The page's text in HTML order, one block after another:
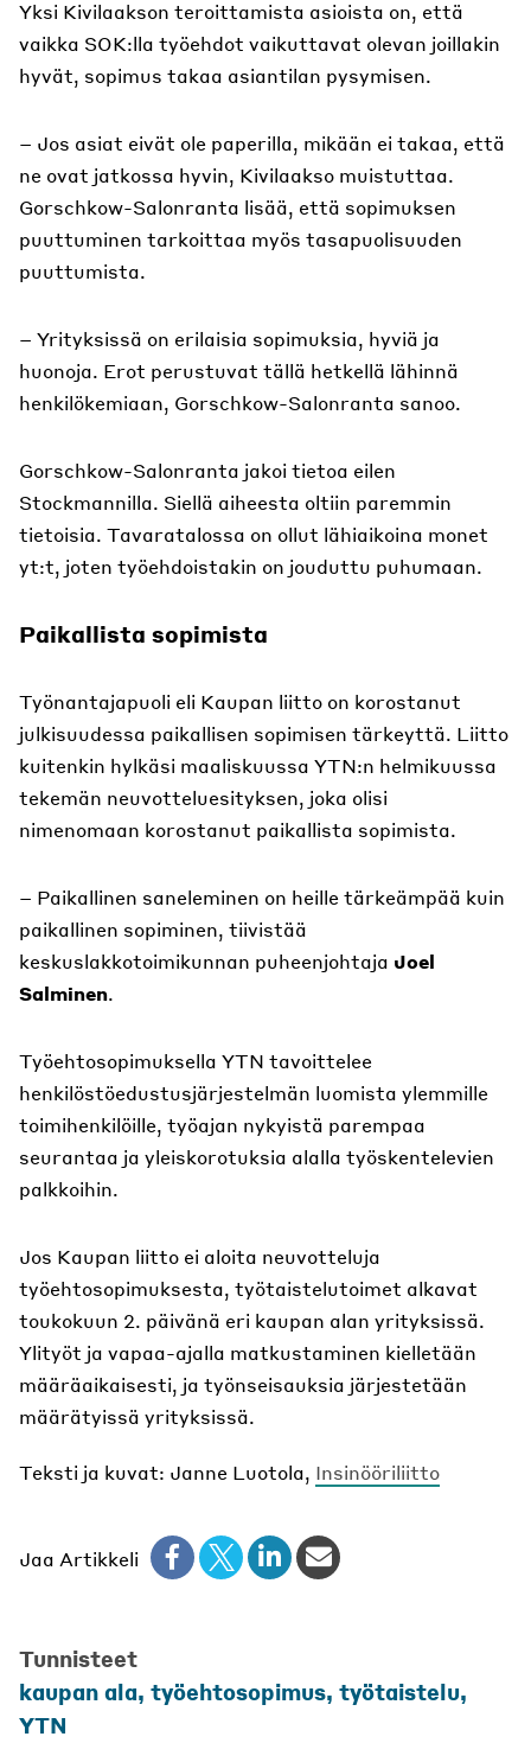
Yksi Kivilaakson teroittamista asioista on, että
vaikka SOK:lla työehdot vaikuttavat olevan joillakin
hyvät, sopimus takaa asiantilan pysymisen.
– Jos asiat eivät ole paperilla, mikään ei takaa, että
ne ovat jatkossa hyvin, Kivilaakso muistuttaa.
Gorschkow-Salonranta lisää, että sopimuksen
puuttuminen tarkoittaa myös tasapuolisuuden
puuttumista.
– Yrityksissä on erilaisia sopimuksia, hyviä ja
huonoja. Erot perustuvat tällä hetkellä lähinnä
henkilökemiaan, Gorschkow-Salonranta sanoo.
Gorschkow-Salonranta jakoi tietoa eilen
Stockmannilla. Siellä aiheesta oltiin paremmin
tietoisia. Tavaratalossa on ollut lähiaikoina monet
yt:t, joten työehdoistakin on jouduttu puhumaan.
Paikallista sopimista
Työnantajapuoli eli Kaupan liitto on korostanut
julkisuudessa paikallisen sopimisen tärkeyttä. Liitto
kuitenkin hylkäsi maaliskuussa YTN:n helmikuussa
tekemän neuvotteluesityksen, joka olisi
nimenomaan korostanut paikallista sopimista.
– Paikallinen saneleminen on heille tärkeämpää kuin
paikallinen sopiminen, tiivistää
keskuslakkotoimikunnan puheenjohtaja Joel
Salminen.
Työehtosopimuksella YTN tavoittelee
henkilöstöedustusjärjestelmän luomista ylemmille
toimihenkilöille, työajan nykyistä parempaa
seurantaa ja yleiskorotuksia alalla työskentelevien
palkkoihin.
Jos Kaupan liitto ei aloita neuvotteluja
työehtosopimuksesta, työtaistelutoimet alkavat
toukokuun 2. päivänä eri kaupan alan yrityksissä.
Ylityöt ja vapaa-ajalla matkustaminen kielletään
määräaikaisesti, ja työnseisauksia järjestetään
määrätyissä yrityksissä.
Teksti ja kuvat: Janne Luotola, Insinööriliitto
Jaa Artikkeli
Tunnisteet
kaupan ala, työehtosopimus, työtaistelu,
YTN